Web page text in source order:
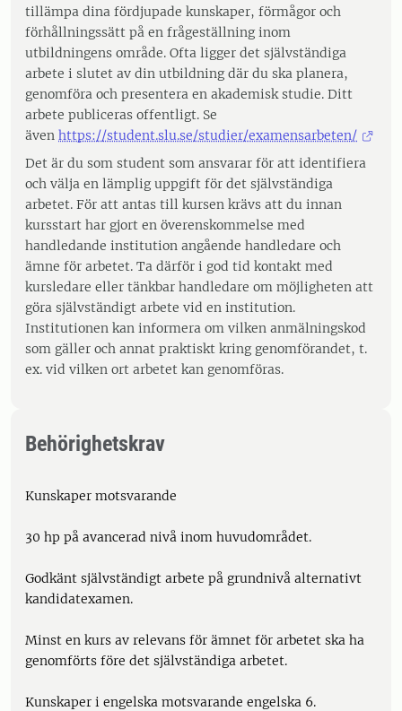
tillämpa dina fördjupade kunskaper, förmågor och
förhållningssätt på en frågeställning inom
utbildningens område. Ofta ligger det självständiga
arbete i slutet av din utbildning där du ska planera,
genomföra och presentera en akademisk studie. Ditt
arbete publiceras offentligt. Se
även https://student.slu.se/studier/examensarbeten/
Det är du som student som ansvarar för att identifiera
och välja en lämplig uppgift för det självständiga
arbetet. För att antas till kursen krävs att du innan
kursstart har gjort en överenskommelse med
handledande institution angående handledare och
ämne för arbetet. Ta därför i god tid kontakt med
kursledare eller tänkbar handledare om möjligheten att
göra självständigt arbete vid en institution.
Institutionen kan informera om vilken anmälningskod
som gäller och annat praktiskt kring genomförandet, t.
ex. vid vilken ort arbetet kan genomföras.
Behörighetskrav
Kunskaper motsvarande
30 hp på avancerad nivå inom huvudområdet.
Godkänt självständigt arbete på grundnivå alternativt
kandidatexamen.
Minst en kurs av relevans för ämnet för arbetet ska ha
genomförts före det självständiga arbetet.
Kunskaper i engelska motsvarande engelska 6.